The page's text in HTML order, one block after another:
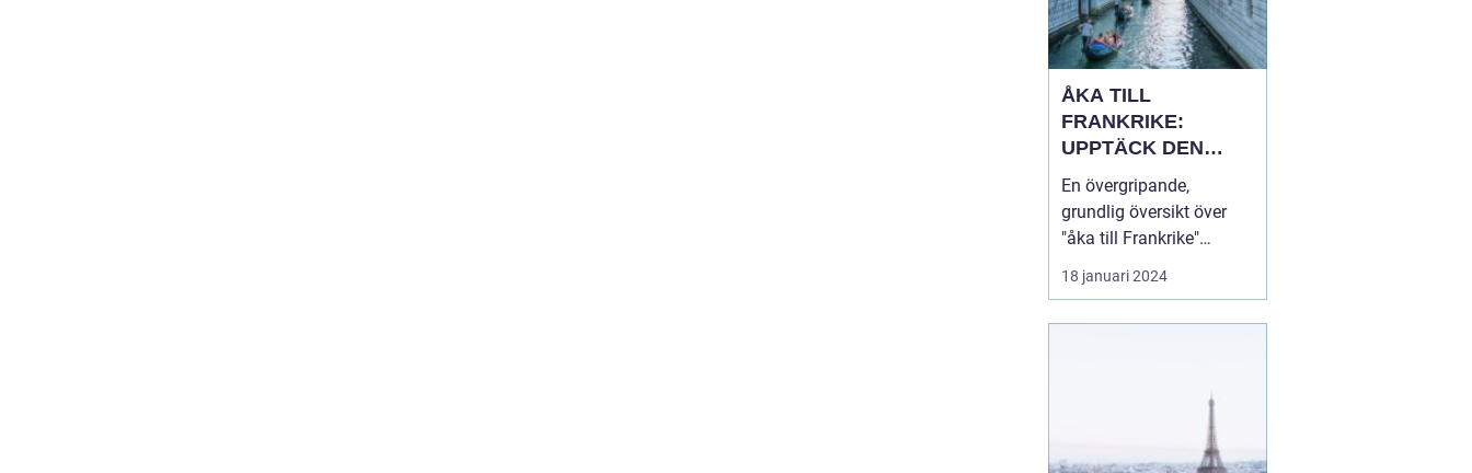
ÅKA TILL
FRANKRIKE:
UPPTÄCK DEN
MÅNGFALDIGA
SKÖNHETEN
En övergripande,
grundlig översikt över
"åka till Frankrike"
Franska republiken, känt
som Frankrike, lockar
turistdestinationerna i
världen har Frankrike en
18 januari 2024